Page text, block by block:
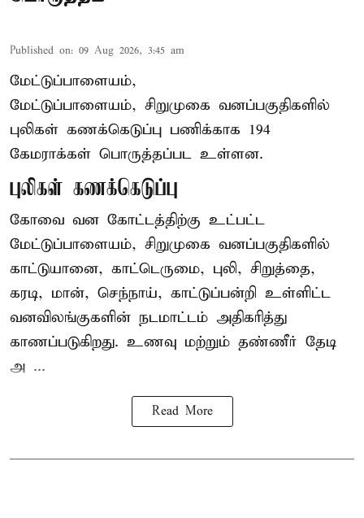
Published on: 09 Aug 2026, 3:45 am
மேட்டுப்பாளையம்,
மேட்டுப்பாளையம், சிறுமுகை வனப்பகுதிகளில்
புலிகள் கணக்கெடுப்பு பணிக்காக 194
கேமராக்கள் பொருத்தப்பட உள்ளன.
புலிகள் கணக்கெடுப்பு
கோவை வன கோட்டத்திற்கு உட்பட்ட
மேட்டுப்பாளையம், சிறுமுகை வனப்பகுதிகளில்
காட்டுயானை, காட்டெருமை, புலி, சிறுத்தை,
கரடி, மான், செந்நாய், காட்டுப்பன்றி உள்ளிட்ட
வனவிலங்குகளின் நடமாட்டம் அதிகரித்து
காணப்படுகிறது. உணவு மற்றும் தண்ணீர் தேடி
அ ...
Read More